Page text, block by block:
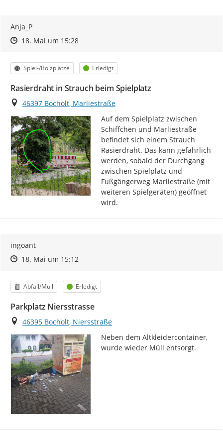
Anja_P
Zeitpunkt des Erstellens
Zeitpunkt des Erstellens
18. Mai um 15:28Zur Äußerung
Kategorie
Spiel-/Bolzplätze Status
Erledigt
Rasierdraht in Strauch beim Spielplatz
Ort
46397 Bocholt, Marliestraße
Auf dem Spielplatz zwischen
Schiffchen und Marliestraße
befindet sich einem Strauch
Rasierdraht. Das kann gefährlich
werden, sobald der Durchgang
zwischen Spielplatz und
Fußgängerweg Marliestraße (mit
weiteren Spielgeräten) geöffnet
wird.
ingoant
Zeitpunkt des Erstellens
Zeitpunkt des Erstellens
18. Mai um 15:12Zur Äußerung
Kategorie
Abfall/Müll Status
Erledigt
Parkplatz Niersstrasse
Ort
46395 Bocholt, Niersstraße
Neben dem Altkleidercontainer,
wurde wieder Müll entsorgt.